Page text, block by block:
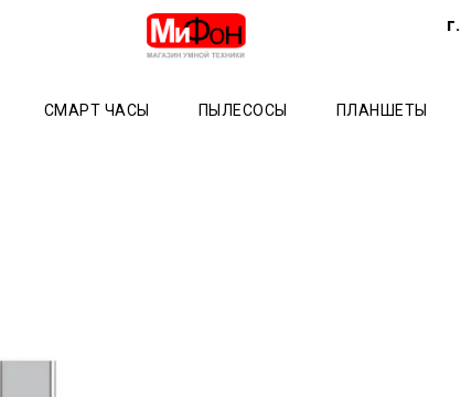
СМАРТ ЧАСЫ ПЫЛЕСОСЫ ПЛАНШЕТЫ